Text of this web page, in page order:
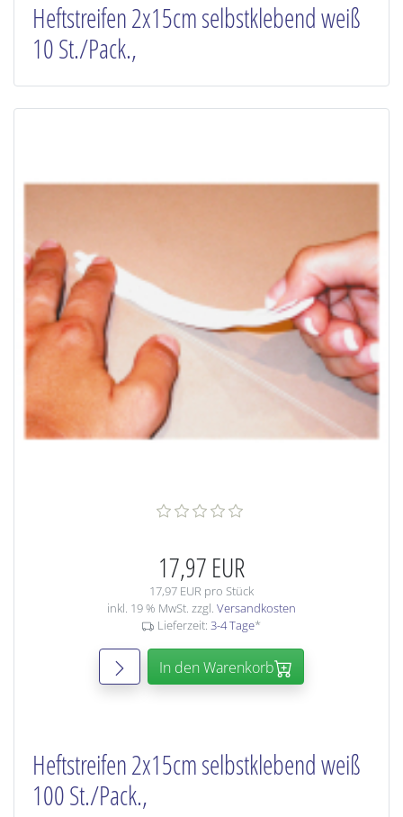
Heftstreifen 2x15cm selbstklebend weiß
10 St./Pack.,
17,97 EUR
17,97 EUR pro Stück
inkl. 19 % MwSt. zzgl. Versandkosten
Lieferzeit: 3-4 Tage*
In den Warenkorb
Heftstreifen 2x15cm selbstklebend weiß
100 St./Pack.,